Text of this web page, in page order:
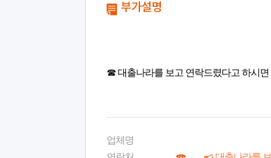
부가설명
☎ 대출나라를 보고 연락드렸다고 하시면
업체명